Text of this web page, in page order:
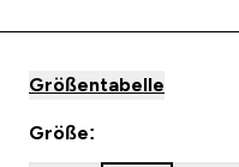
Größentabelle
Größe: